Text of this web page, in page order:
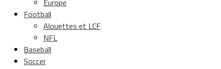
Europe
Football
Alouettes et LCF
NFL
Baseball
Soccer